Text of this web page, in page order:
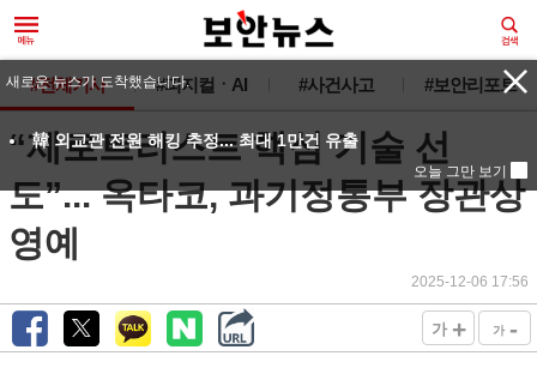
#전체기사 #피지컬ㆍAI #사건사고 #보안리포트
“제로트러스트 핵심 기술 선
도”... 옥타코, 과기정통부 장관상
영예
2025-12-06 17:56
가 + 가 -
새로운 뉴스가 도착했습니다.
韓 외교관 전원 해킹 추정... 최대 1만건 유출
오늘 그만 보기